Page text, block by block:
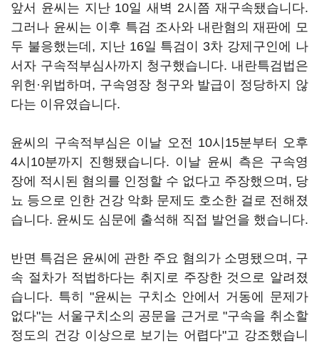
앞서 윤씨는 지난 10일 새벽 2시쯤 재구속됐습니다.
그러나 윤씨는 이후 특검 조사와 내란혐의 재판에 모
두 불응했는데, 지난 16일 특검이 3차 강제구인에 나
서자 구속적부심사까지 청구했습니다. 내란특검법은
위헌·위법하며, 구속영장 청구와 발급이 정당하지 않
다는 이유였습니다.
윤씨의 구속적부심은 이날 오전 10시15분부터 오후
4시10분까지 진행됐습니다. 이날 윤씨 측은 구속영
장에 적시된 혐의를 인정할 수 없다고 주장했으며, 당
뇨 등으로 인한 건강 악화 문제도 호소한 걸로 전해졌
습니다. 윤씨도 심문에 출석해 직접 발언을 했습니다.
반면 특검은 윤씨에 관한 주요 혐의가 소명됐으며, 구
속 절차가 적법하다는 취지로 주장한 것으로 알려졌
습니다. 특히 "윤씨는 구치소 안에서 거동에 문제가
없다"는 서울구치소의 공문을 근거로 "구속을 취소할
정도의 건강 이상으로 보기는 어렵다"고 강조했습니